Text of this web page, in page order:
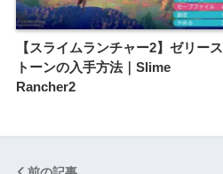
【スライムランチャー2】ゼリース
トーンの入手方法｜Slime
Rancher2